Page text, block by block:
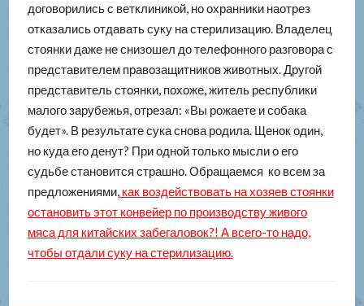
договорились с ветклиникой, но охранники наотрез
отказались отдавать суку на стерилизацию. Владелец
стоянки даже не снизошел до телефонного разговора с
представителем правозащитников животных. Другой
представитель стоянки, похоже, житель республики
малого зарубежья, отрезал: «Вы рожаете и собака
будет». В результате сука снова родила. Щенок один,
но куда его денут? При одной только мысли о его
судьбе становится страшно. Обращаемся ко всем за
предложениями,как воздействовать на хозяев стоянки
остановить этот конвейер по производству живого
мяса для китайских забегаловок?! А всего-то надо,
чтобы отдали суку на стерилизацию.